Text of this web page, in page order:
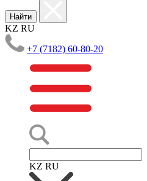
Найти
KZ RU
+7 (7182) 60-80-20
KZ RU